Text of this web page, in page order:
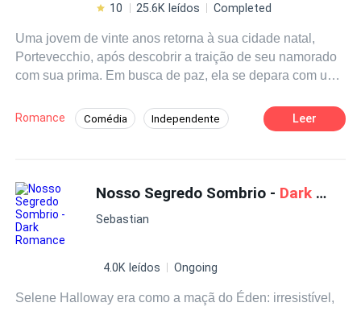
10 25.6K leídos Completed
Uma jovem de vinte anos retorna à sua cidade natal,
Portevecchio, após descobrir a traição de seu namorado
com sua prima. Em busca de paz, ela se depara com um
cidade com crueldade. Ele vê o amor como uma
fraqueza, mas algo na jovem garota desperta emoções
florescer em um coração tão árido? Ou será que ela
conseguirá aceitar a verdadeira e aterrorizante natureza
deste homem? Mergulhe nesta história sombria e
descubra os segredos que se escondem nas sombras de
Romance Comédia Independente Leer
Nosso Segredo Sombrio - Dark Romance
Sebastian
4.0K leídos Ongoing
Selene Halloway era como a maçã do Éden: irresistível,